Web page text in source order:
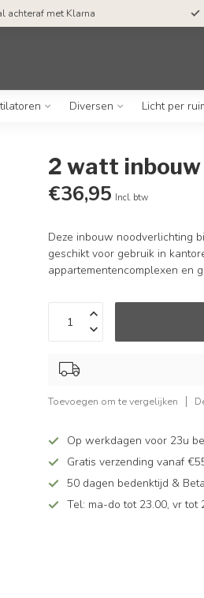
achteraf met Klarna
Diversen Licht per
2 watt
€36,95 Incl. btw
Deze inbouw noodverlichting
geschikt voor gebruik in
appartementencomplexen en
Toevoegen om te vergelijken
Op werkdagen voor 23u
Gratis verzending vanaf
50 dagen bedenktijd &
Tel: ma-do tot 23.00, vr tot